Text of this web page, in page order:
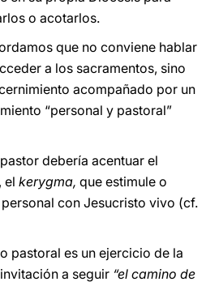
o acotarlos.
que no conviene hablar
a los sacramentos, sino
acompañado por un
“personal y pastoral”
debería acentuar el
el kerygma, que estimule o
con Jesucristo vivo (cf.
pastoral es un ejercicio de la
a seguir “el camino de